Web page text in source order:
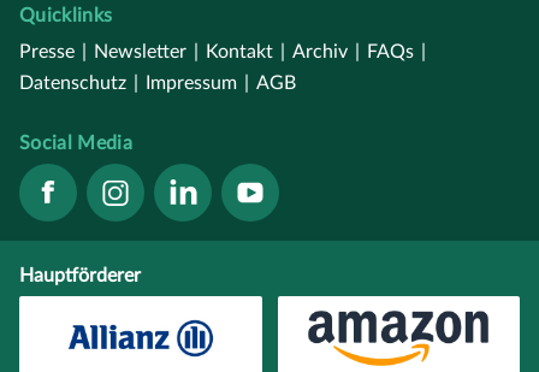
Quicklinks
Presse
Newsletter Kontakt Archiv FAQs
Datenschutz
Impressum AGB
Social Media
Hauptförderer